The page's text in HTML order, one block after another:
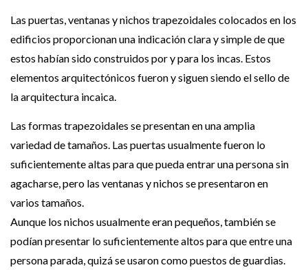
Las puertas, ventanas y nichos trapezoidales colocados en los
edificios proporcionan una indicación clara y simple de que
estos habían sido construidos por y para los incas. Estos
elementos arquitectónicos fueron y siguen siendo el sello de
la arquitectura incaica.
Las formas trapezoidales se presentan en una amplia
variedad de tamaños. Las puertas usualmente fueron lo
suficientemente altas para que pueda entrar una persona sin
agacharse, pero las ventanas y nichos se presentaron en
varios tamaños.
Aunque los nichos usualmente eran pequeños, también se
podían presentar lo suficientemente altos para que entre una
persona parada, quizá se usaron como puestos de guardias.